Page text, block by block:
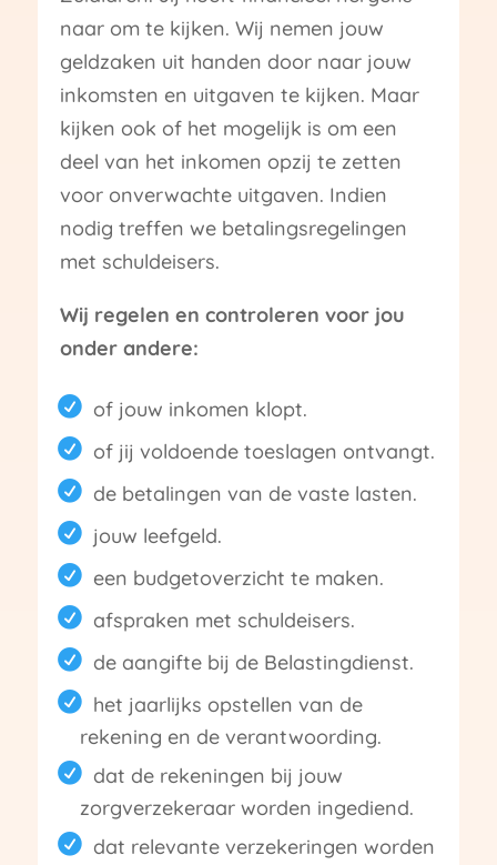
naar om te kijken. Wij nemen jouw
geldzaken uit handen door naar jouw
inkomsten en uitgaven te kijken. Maar
kijken ook of het mogelijk is om een
deel van het inkomen opzij te zetten
voor onverwachte uitgaven. Indien
nodig treffen we betalingsregelingen
met schuldeisers.
Wij regelen en controleren voor jou
onder andere:
of jouw inkomen klopt.
of jij voldoende toeslagen ontvangt.
de betalingen van de vaste lasten.
jouw leefgeld.
een budgetoverzicht te maken.
afspraken met schuldeisers.
de aangifte bij de Belastingdienst.
het jaarlijks opstellen van de
rekening en de verantwoording.
dat de rekeningen bij jouw
zorgverzekeraar worden ingediend.
dat relevante verzekeringen worden